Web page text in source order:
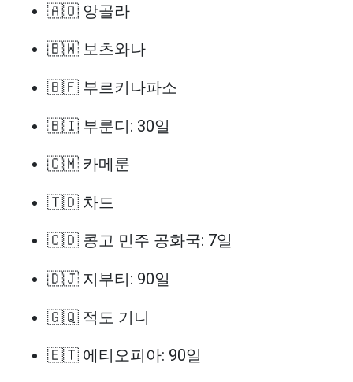
🇦🇴 앙골라
🇧🇼 보츠와나
🇧🇫 부르키나파소
🇧🇮 부룬디: 30일
🇨🇲 카메룬
🇹🇩 차드
🇨🇩 콩고 민주 공화국: 7일
🇩🇯 지부티: 90일
🇬🇶 적도 기니
🇪🇹 에티오피아: 90일